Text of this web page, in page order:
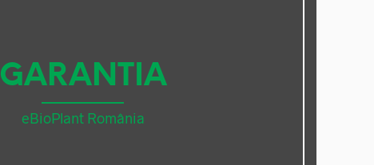
GARANTIA
eBioPlant România